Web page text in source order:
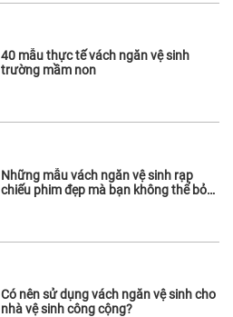
40 mẫu thực tế vách ngăn vệ sinh
trường mầm non
Những mẫu vách ngăn vệ sinh rạp
chiếu phim đẹp mà bạn không thể bỏ
Có nên sử dụng vách ngăn vệ sinh cho
nhà vệ sinh công cộng?